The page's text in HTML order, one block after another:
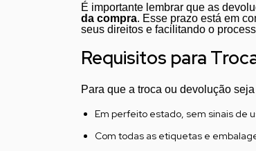
É importante lembrar que as
da compra. Esse prazo está em
seus direitos e facilitando o
Requisitos para
Para que a troca ou devolução
Em perfeito estado, sem sinais de
Com todas as etiquetas e